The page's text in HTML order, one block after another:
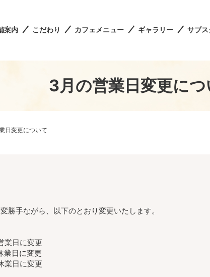
案内 こだわり カフェメニュー ギャラリー サブ
3月の営業日変更につ
日変更について
勝手ながら、以下のとおり変更いたします。
業日に変更
業日に変更
業日に変更